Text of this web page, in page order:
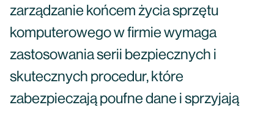
zarządzanie końcem życia sprzętu
komputerowego w firmie wymaga
zastosowania serii bezpiecznych i
skutecznych procedur, które
zabezpieczają poufne dane i sprzyjają